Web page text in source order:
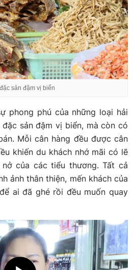
sản đậm vị biển
phong phú của những loại hải
sản đậm vị biển, mà còn có
Mỗi cân hàng đều được cân
khiến du khách nhớ mãi có lẽ
của các tiểu thương. Tất cả
ảnh thân thiện, mến khách của
ai đã ghé rồi đều muốn quay